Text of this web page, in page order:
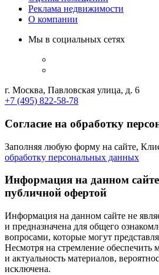
Реклама недвижимости
О компании
Мы в социальных сетях
г. Москва, Павловская улица, д. 6
+7 (495) 822-58-78
Согласие на обработку
Заполняя любую форму на сайте,
обработку персональных данных
Информация на данном сайте
публичной офертой
Информация на данном сайте не
и предназначена для общего
вопросами, которые могут
Несмотря на стремление обеспечить
и актуальность материалов,
исключена.